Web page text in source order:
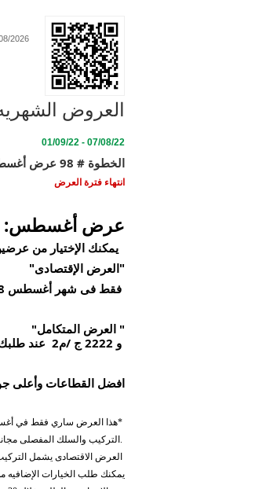
ecohouse-eg.com/Aug2022_ar
العروض
07/08/22 - 01/09/22
الخطوة # 98 عرض أغسطس: "أفضل سعر للشباك المفصلى!"
انتهاء فترة العرض
عرض أغسطس:
يمكنك الإختيار من
"العرض الإقتصادى"
فقط فى شهر أغسطس 1888ج /م2 عند طلبك شباك بى فى سى مفصلى قطاع أبيض ضلفتين زجاج سنجل شفاف!
" العرض المتكامل"
و 2222 ج /م2 عند طلبك شباك بى فى سى مفصلى قطاع أبيض ضلفتين زجاج مزدوج شفاف مع سلك ناموس!
افضل القطاعات وأعلى
*هذا العرض ساري فقط في أغسطس 2022. ينطبق على الشبابيك المفصلى ضلفتين
.التركيب والسلك المفصلى
العرض الاقتصادى يشمل
يمكنك طلب الخيارات الإضافيه